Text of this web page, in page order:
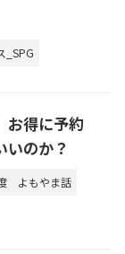
_SPG
お得に予約
いのか？
よもやま話